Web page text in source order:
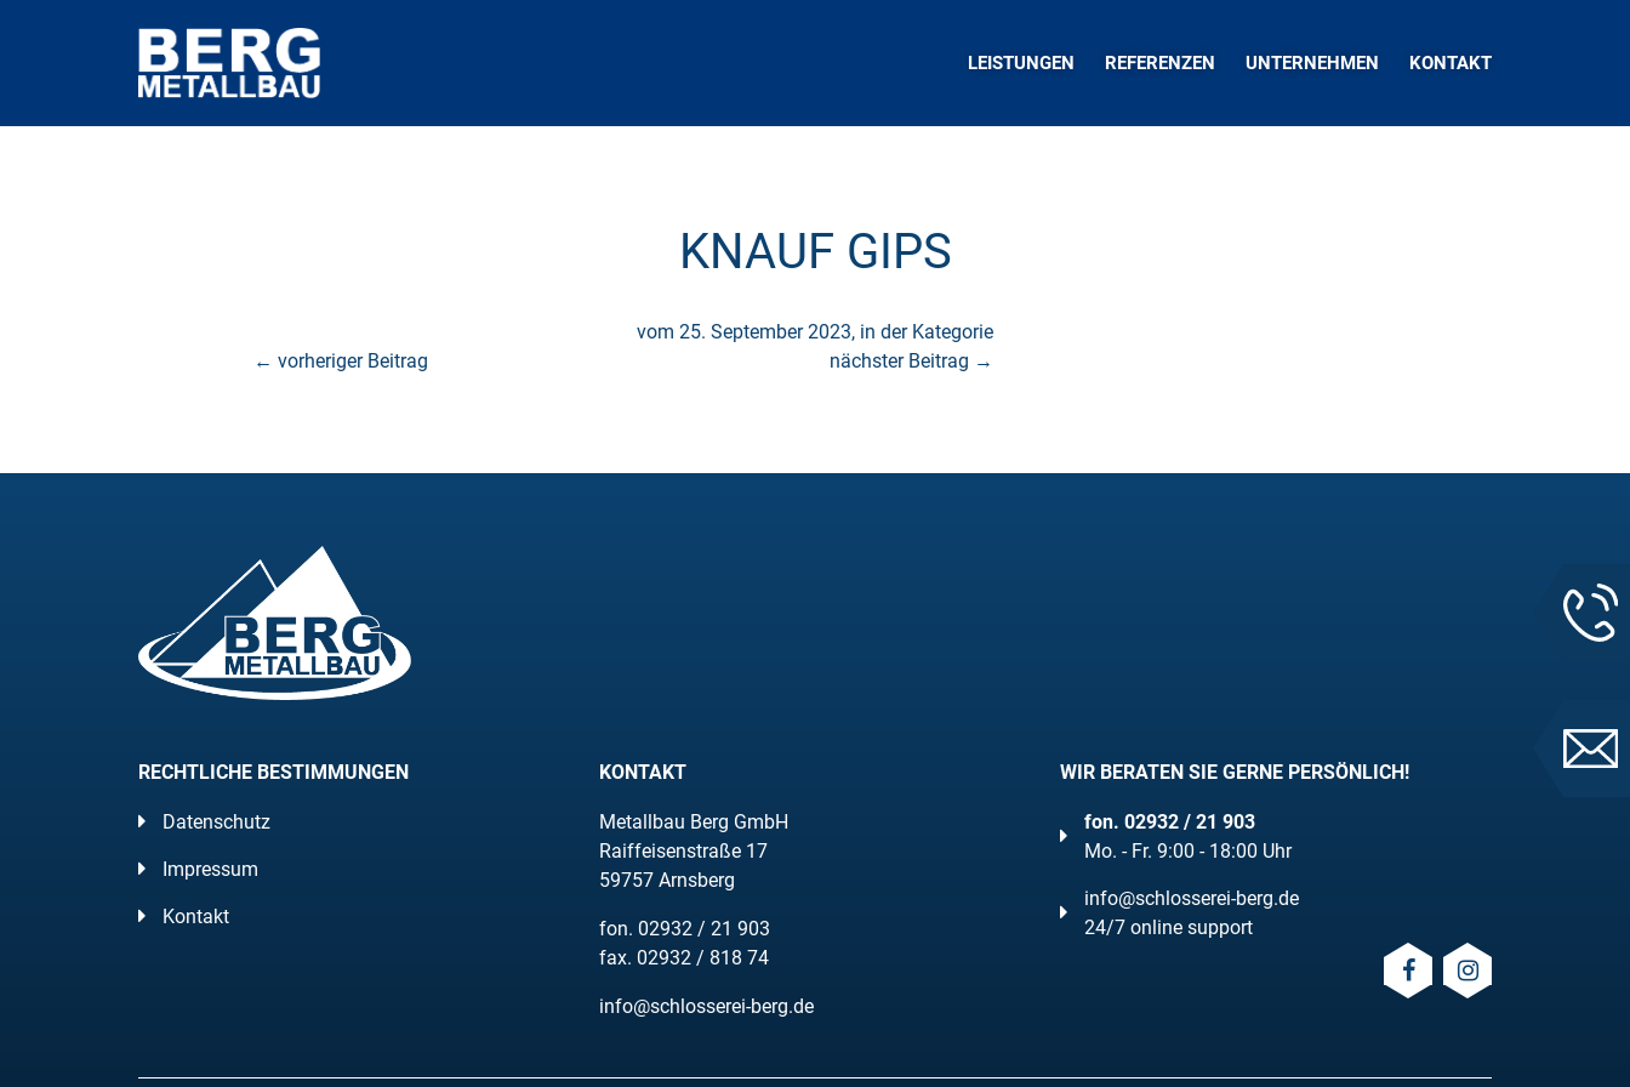
LEISTUNGEN REFERENZEN UNTERNEHMEN KONTAKT
KNAUF GIPS
vom 25. September 2023, in der Kategorie
← vorheriger Beitrag nächster Beitrag →
RECHTLICHE BESTIMMUNGEN
Datenschutz
Impressum
Kontakt
KONTAKT
Metallbau Berg GmbH
Raiffeisenstraße 17
59757 Arnsberg
fon. 02932 / 21 903
fax. 02932 / 818 74
info@schlosserei-berg.de
WIR BERATEN SIE GERNE PERSÖNLICH!
fon. 02932 / 21 903
Mo. - Fr. 9:00 - 18:00 Uhr
info@schlosserei-berg.de
24/7 online support